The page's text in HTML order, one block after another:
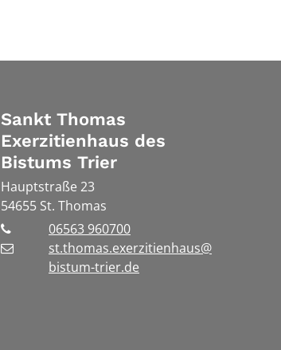
Sankt Thomas
Exerzitienhaus des
Bistums Trier
Hauptstraße 23
54655 St. Thomas
06563 960700
st.thomas.exerzitienhaus@
bistum-trier.de